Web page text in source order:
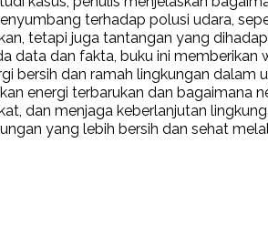
terhadap polusi udara,
tetapi juga tantangan yang
data dan fakta, buku ini
bersih dan ramah lingkungan
energi terbarukan dan
dan menjaga keberlanjutan
yang lebih bersih dan sehat